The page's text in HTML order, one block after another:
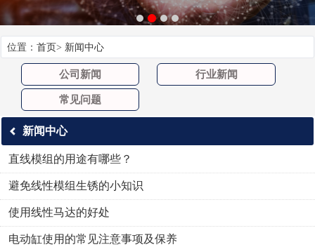
位置： 首页> 新闻中心
公司新闻 行业新闻
常见问题
新闻中心
直线模组的用途有哪些？
避免线性模组生锈的小知识
使用线性马达的好处
电动缸使用的常见注意事项及保养